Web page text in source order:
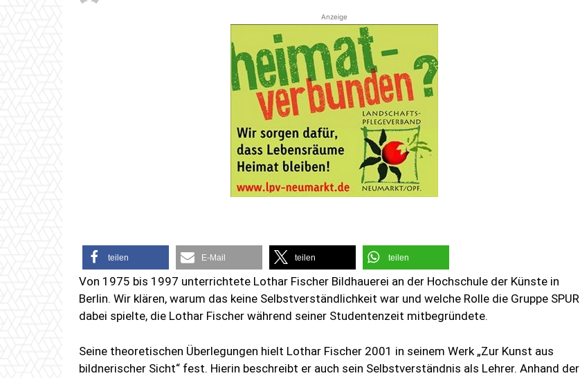
Anzeige
teilen E-Mail teilen teilen
Von 1975 bis 1997 unterrichtete Lothar Fischer Bildhauerei an der Hochschule der Künste in
Berlin. Wir klären, warum das keine Selbstverständlichkeit war und welche Rolle die Gruppe SPUR
dabei spielte, die Lothar Fischer während seiner Studentenzeit mitbegründete.
Seine theoretischen Überlegungen hielt Lothar Fischer 2001 in seinem Werk „Zur Kunst aus
bildnerischer Sicht“ fest. Hierin beschreibt er auch sein Selbstverständnis als Lehrer. Anhand der